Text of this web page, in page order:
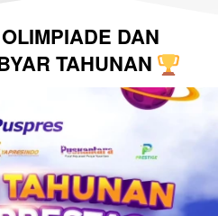
DAN
TAHUNAN